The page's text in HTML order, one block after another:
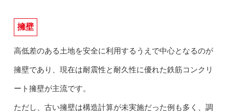
擁壁
高低差のある土地を安全に利用するうえで中心となるのが
擁壁であり、現在は耐震性と耐久性に優れた鉄筋コンクリ
ート擁壁が主流です。
ただし、古い擁壁は構造計算が未実施だった例も多く、調